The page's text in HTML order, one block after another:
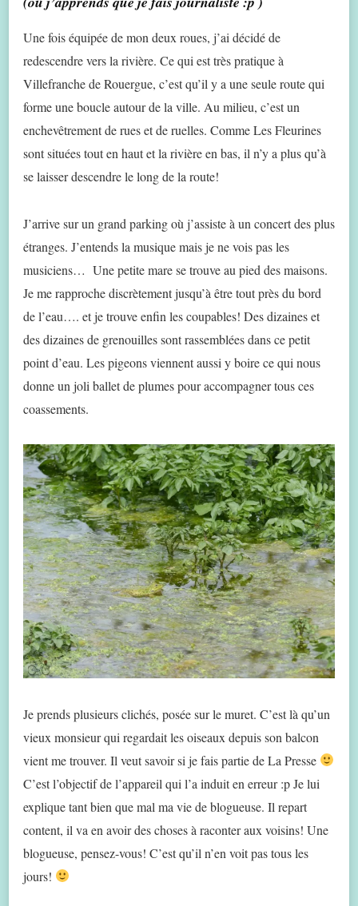
Une fois équipée de mon deux roues, j’ai décidé de
redescendre vers la rivière. Ce qui est très pratique à
Villefranche de Rouergue, c’est qu’il y a une seule route qui
forme une boucle autour de la ville. Au milieu, c’est un
enchevêtrement de rues et de ruelles. Comme Les Fleurines
sont situées tout en haut et la rivière en bas, il n’y a plus qu’à
se laisser descendre le long de la route!
J’arrive sur un grand parking où j’assiste à un concert des plus
étranges. J’entends la musique mais je ne vois pas les
musiciens… Une petite mare se trouve au pied des maisons.
Je me rapproche discrètement jusqu’à être tout près du bord
de l’eau…. et je trouve enfin les coupables! Des dizaines et
des dizaines de grenouilles sont rassemblées dans ce petit
point d’eau. Les pigeons viennent aussi y boire ce qui nous
donne un joli ballet de plumes pour accompagner tous ces
coassements.
Je prends plusieurs clichés, posée sur le muret. C’est là qu’un
vieux monsieur qui regardait les oiseaux depuis son balcon
vient me trouver. Il veut savoir si je fais partie de La Presse
C’est l’objectif de l’appareil qui l’a induit en erreur :p Je lui
explique tant bien que mal ma vie de blogueuse. Il repart
content, il va en avoir des choses à raconter aux voisins! Une
blogueuse, pensez-vous! C’est qu’il n’en voit pas tous les
jours!